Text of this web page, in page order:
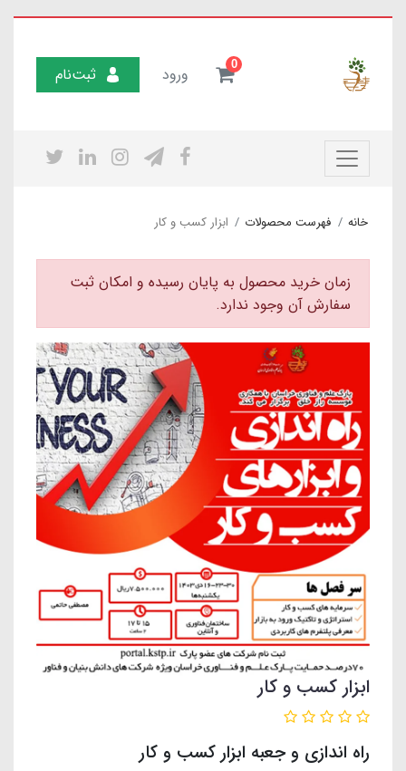
0 ورود ثبت‌نام
خانه فهرست محصولات ابزار کسب و کار
زمان خرید محصول به پایان رسیده و امکان ثبت
سفارش آن وجود ندارد.
ابزار کسب و کار
راه اندازی و جعبه ابزار کسب و کار